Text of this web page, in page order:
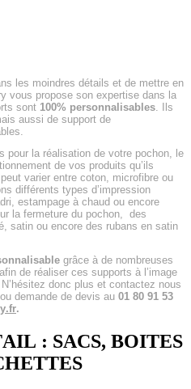
les moindres détails et de mettre en
vous propose son expertise dans la
sont 100% personnalisables. Ils
aussi de support de
pour la réalisation de votre pochon, le
de vos produits qu’ils
varier entre coton, microfibre ou
différents types d’impression
estampage à chaud ou encore
la fermeture du pochon, des
satin ou encore des rubans en satin
grâce à de nombreuses
de réaliser ces supports à l’image
N’hésitez donc plus et contactez nous
demande de devis au 01 80 91 53
.
: SACS, BOITES